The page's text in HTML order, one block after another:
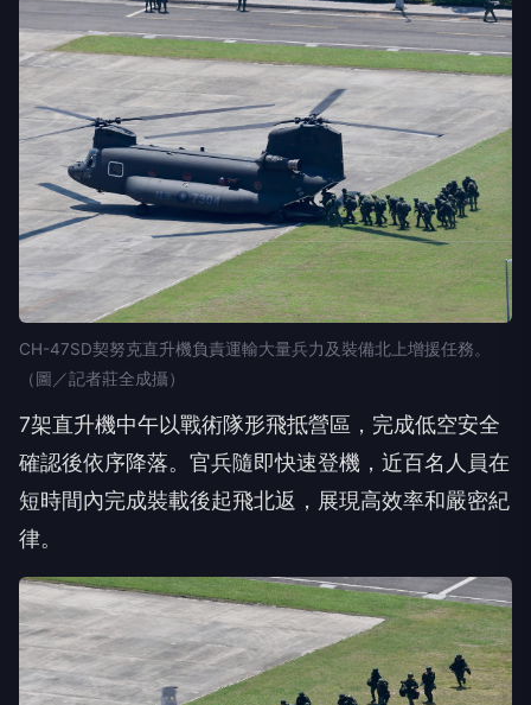
CH-47SD契努克直升機負責運輸大量兵力及裝備北上增援任務。
（圖／記者莊全成攝）
7架直升機中午以戰術隊形飛抵營區，完成低空安全
確認後依序降落。官兵隨即快速登機，近百名人員在
短時間內完成裝載後起飛北返，展現高效率和嚴密紀
律。